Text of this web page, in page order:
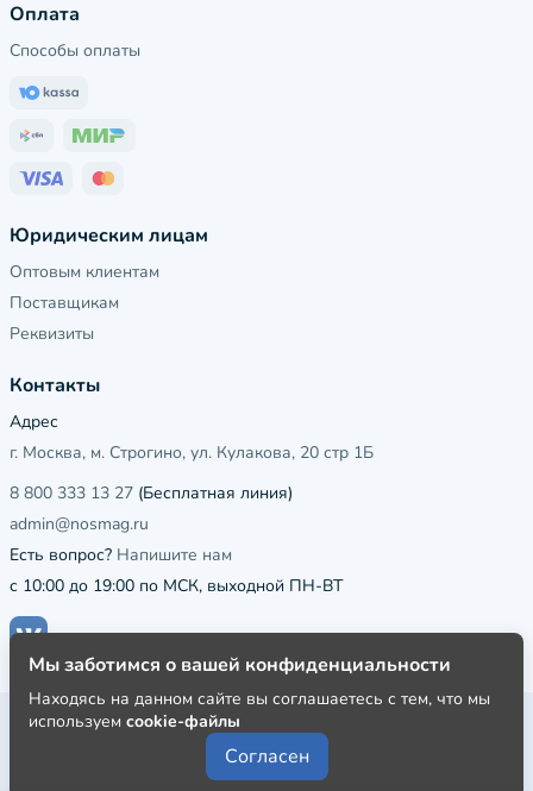
Оплата
Способы оплаты
Юридическим лицам
Оптовым клиентам
Поставщикам
Реквизиты
Контакты
Адрес
г. Москва, м. Строгино, ул. Кулакова, 20 стр 1Б
8 800 333 13 27 (Бесплатная линия)
admin@nosmag.ru
Есть вопрос? Напишите нам
с 10:00 до 19:00 по МСК, выходной ПН-ВТ
Публичная оферта
Пользовательское соглашение
Мы заботимся о вашей конфиденциальности
Находясь на данном сайте вы соглашаетесь с тем, что мы
используем cookie-файлы
Согласен